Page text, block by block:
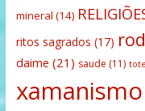
mineral (14)
ritos sagrados (17)
daime (21) saude (11)
xamanismo